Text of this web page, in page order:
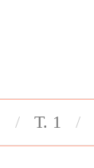
Т. 1